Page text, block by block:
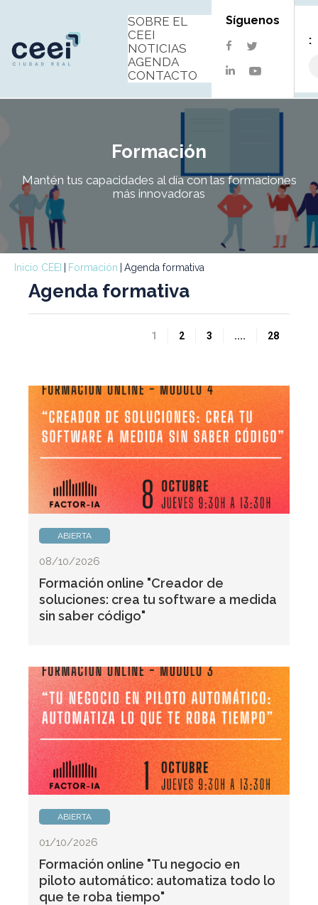
SOBRE EL
CEEI
NOTICIAS
AGENDA
CONTACTO
Síguenos
facebook
linkedinyoutube
:
Formación
Mantén tus capacidades al día con las formaciones
más innovadoras
Inicio CEEI Formación Agenda formativa
Agenda formativa
1 2 3 .... 28
ABIERTA
08/10/2026
Formación online "Creador de
soluciones: crea tu software a medida
sin saber código"
ABIERTA
01/10/2026
Formación online "Tu negocio en
piloto automático: automatiza todo lo
que te roba tiempo"